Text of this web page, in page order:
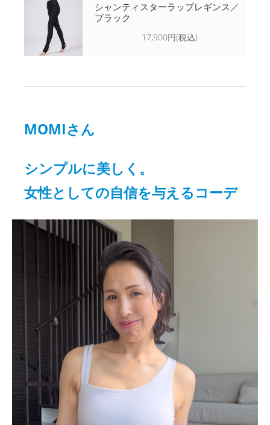
シャンティスターラップレギンス／
ブラック
17,900円(税込)
MOMIさん
シンプルに美しく。
女性としての自信を与えるコーデ